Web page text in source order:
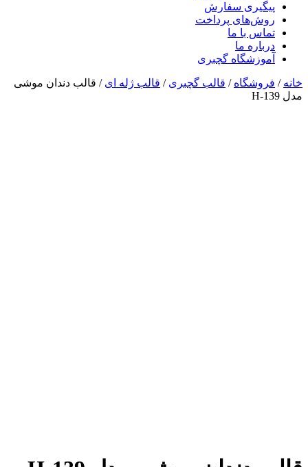
پیگیری سفارش
روش‌های پرداخت
تماس با ما
درباره ما
آموزشگاه گچبری
خانه / فروشگاه / قالب گچبری / قالب ژله ای / قالب دندان موشی
مدل H-139